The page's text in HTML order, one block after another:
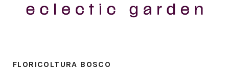
FLORICOLTURA BOSCO